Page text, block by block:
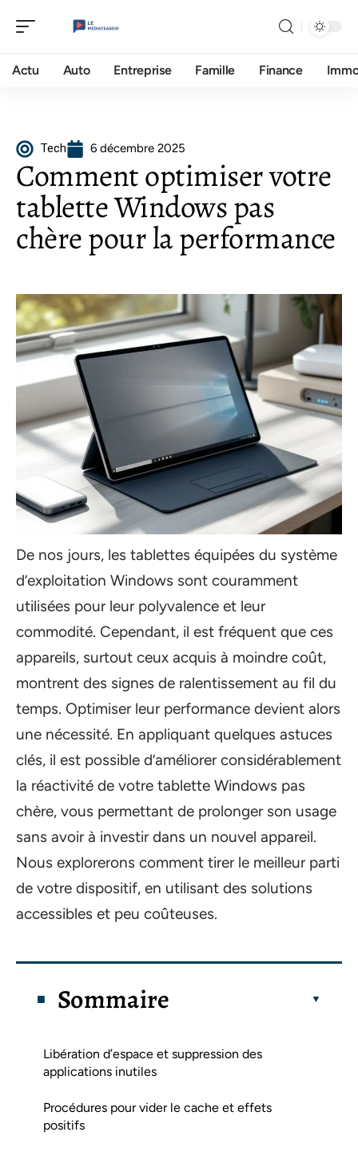
Actu Auto Entreprise Famille Finance
Tech 6 décembre 2025
Comment optimiser votre
tablette Windows pas
chère pour la performance
De nos jours, les tablettes équipées du système
d’exploitation Windows sont couramment
utilisées pour leur polyvalence et leur
commodité. Cependant, il est fréquent que ces
appareils, surtout ceux acquis à moindre coût,
montrent des signes de ralentissement au fil du
temps. Optimiser leur performance devient alors
une nécessité. En appliquant quelques astuces
clés, il est possible d’améliorer considérablement
la réactivité de votre tablette Windows pas
chère, vous permettant de prolonger son usage
sans avoir à investir dans un nouvel appareil.
Nous explorerons comment tirer le meilleur parti
de votre dispositif, en utilisant des solutions
accessibles et peu coûteuses.
Sommaire
Libération d’espace et suppression des
applications inutiles
Procédures pour vider le cache et effets
positifs